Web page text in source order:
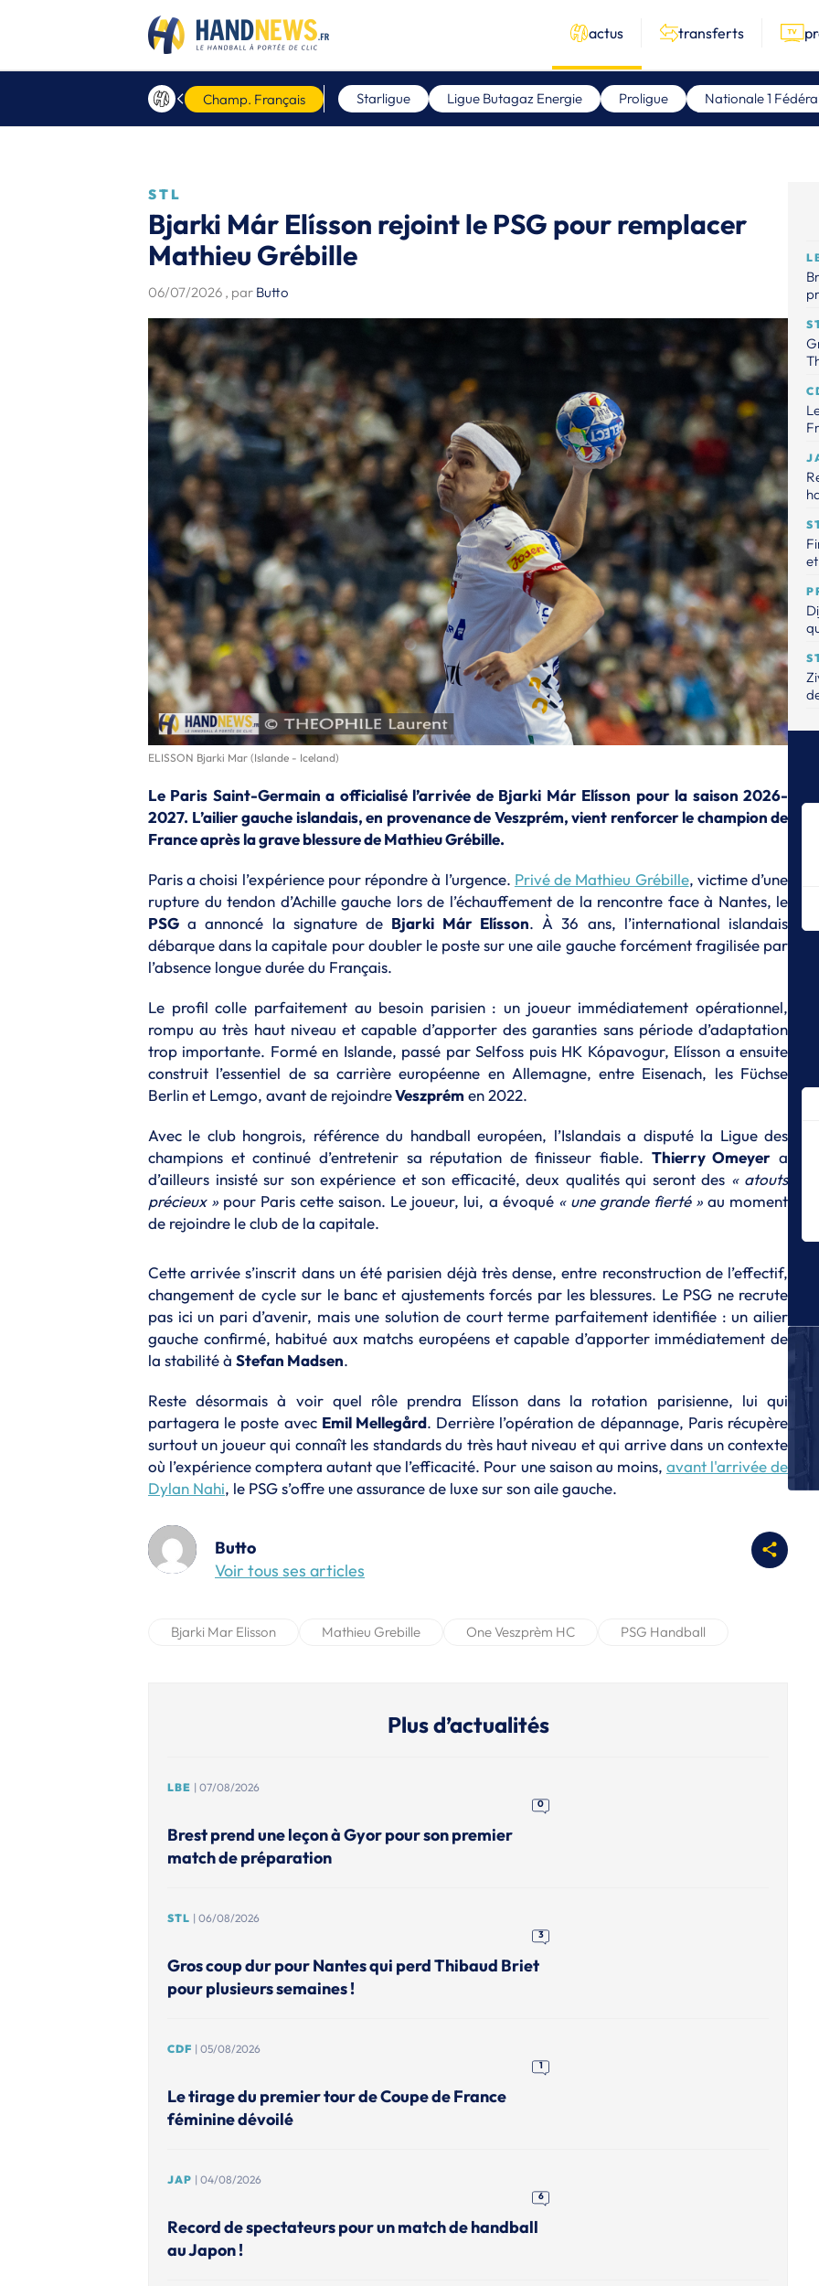
actus transferts
Champ. Français Starligue Ligue Butagaz Energie Proligue Nationale 1
STL
Bjarki Már Elísson rejoint le PSG pour remplacer
Mathieu Grébille
06/07/2026 , par Butto
ELISSON Bjarki Mar (Islande - Iceland)
Le Paris Saint-Germain a officialisé l’arrivée de Bjarki Már Elísson pour la saison 2026-
2027. L’ailier gauche islandais, en provenance de Veszprém, vient renforcer le champion de
France après la grave blessure de Mathieu Grébille.
Paris a choisi l’expérience pour répondre à l’urgence. Privé de Mathieu Grébille, victime d’une
rupture du tendon d’Achille gauche lors de l’échauffement de la rencontre face à Nantes, le
PSG a annoncé la signature de Bjarki Már Elísson. À 36 ans, l’international islandais
débarque dans la capitale pour doubler le poste sur une aile gauche forcément fragilisée par
l’absence longue durée du Français.
Le profil colle parfaitement au besoin parisien : un joueur immédiatement opérationnel,
rompu au très haut niveau et capable d’apporter des garanties sans période d’adaptation
trop importante. Formé en Islande, passé par Selfoss puis HK Kópavogur, Elísson a ensuite
construit l’essentiel de sa carrière européenne en Allemagne, entre Eisenach, les Füchse
Berlin et Lemgo, avant de rejoindreVeszprémen 2022.
Avec le club hongrois, référence du handball européen, l’Islandais a disputé la Ligue des
champions et continué d’entretenir sa réputation de finisseur fiable. Thierry Omeyer a
d’ailleurs insisté sur son expérience et son efficacité, deux qualités qui seront des « atouts
précieux » pour Paris cette saison. Le joueur, lui, a évoqué « une grande fierté »au moment
de rejoindre le club de la capitale.
Cette arrivée s’inscrit dans un été parisien déjà très dense, entre reconstruction de l’effectif,
changement de cycle sur le banc et ajustements forcés par les blessures. Le PSG ne recrute
pas ici un pari d’avenir, mais une solution de court terme parfaitement identifiée : un ailier
gauche confirmé, habitué aux matchs européens et capable d’apporter immédiatement de
la stabilité à Stefan Madsen.
Reste désormais à voir quel rôle prendra Elísson dans la rotation parisienne, lui qui
partagera le poste avec Emil Mellegård. Derrière l’opération de dépannage, Paris récupère
surtout un joueur qui connaît les standards du très haut niveau et qui arrive dans un contexte
où l’expérience comptera autant que l’efficacité. Pour une saison au moins, avant l'arrivée de
Dylan Nahi, le PSG s’offre une assurance de luxe sur son aile gauche.
Butto
Voir tous ses articles
Bjarki Mar Elisson Mathieu Grebille One Veszprèm HC PSG Handball
Plus d’actualités
LBE | 07/08/2026
0
Brest prend une leçon à Gyor pour son premier
match de préparation
STL | 06/08/2026
3
Gros coup dur pour Nantes qui perd Thibaud Briet
pour plusieurs semaines !
CDF | 05/08/2026
1
Le tirage du premier tour de Coupe de France
féminine dévoilé
JAP | 04/08/2026
6
Record de spectateurs pour un match de handball
au Japon !